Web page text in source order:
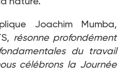
Joachim Mumba,
résonne profondément
du travail
célébrons la Journée